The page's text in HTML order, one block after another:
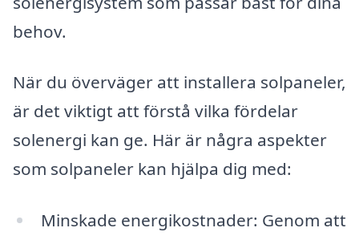
behov.
När du överväger att installera solpaneler,
är det viktigt att förstå vilka fördelar
solenergi kan ge. Här är några aspekter
som solpaneler kan hjälpa dig med:
Minskade energikostnader: Genom att